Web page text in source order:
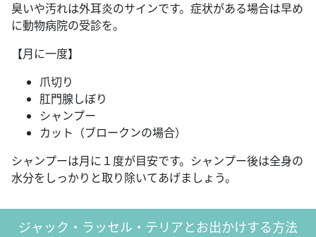
臭いや汚れは外耳炎のサインです。症状がある場合は早め
に動物病院の受診を。
【月に一度】
爪切り
肛門腺しぼり
シャンプー
カット（ブロークンの場合）
シャンプーは月に１度が目安です。シャンプー後は全身の
水分をしっかりと取り除いてあげましょう。
ジャック・ラッセル・テリアとお出かけする方法